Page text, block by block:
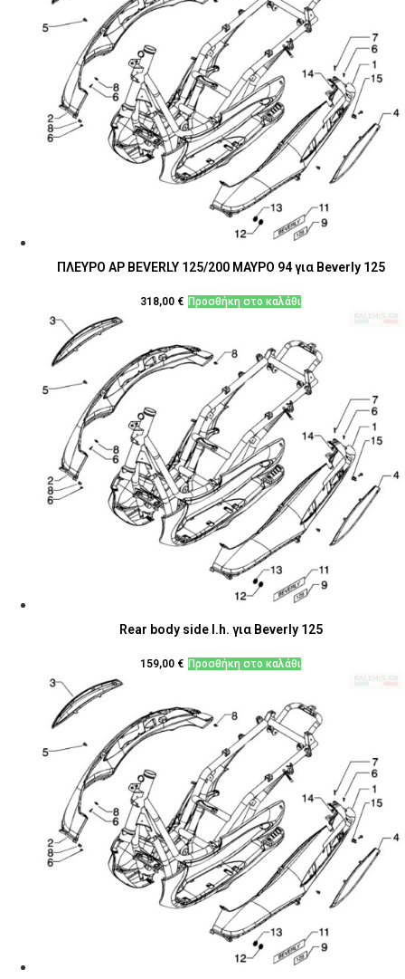
ΠΛΕΥΡΟ ΑΡ BEVERLY 125/200 ΜΑΥΡΟ 94 για Beverly 125
318,00 € Προσθήκη στο καλάθι
Rear body side l.h. για Beverly 125
159,00 € Προσθήκη στο καλάθι